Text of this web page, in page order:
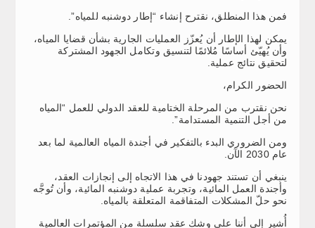
فمن هذا المنطلق، نقترح إنشاء “إطار دوشنبه للمياه”.
يمكن لهذا الإطار أن يُعزّز العمليات الجارية بشأن قضايا المياه،
وأن يُهيّئ أساسًا مُلائمًا لتنسيق وتكامل الجهود المشتركة
لتحقيق نتائج عملية.
الحضور الكرام،
نحن نقترب من المرحلة الختامية للعقد الدولي للعمل “المياه
من أجل التنمية المستدامة”.
ومن الضروري البدء بالتفكير في أجندة المياه العالمية لما بعد
عام 2030 الآن.
ينبغي أن تستند جهودنا في هذا الاتجاه إلى إنجازات العقد،
وأجندة العمل المائية، وتجربة عملية دوشنبه المائية، وأن تُوجَّه
نحو حلّ المشكلات المتفاقمة المتعلقة بالمياه.
أُشير إلى أننا على وشك عقد سلسلة من المؤتمرات العالمية